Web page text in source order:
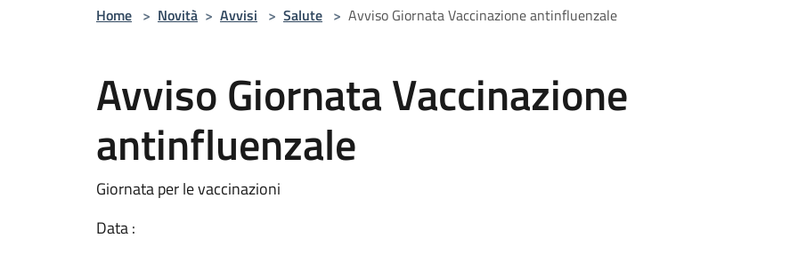
Home > Novità > Avvisi > Salute > Avviso Giornata Vaccinazione antinfluenzale
Avviso Giornata Vaccinazione
antinfluenzale
Giornata per le vaccinazioni
Data :